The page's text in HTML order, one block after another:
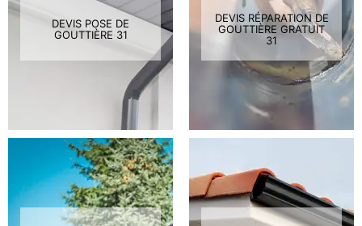
DEVIS POSE DE
GOUTTIÈRE 31
DEVIS RÉPARATION DE
GOUTTIÈRE GRATUIT
31